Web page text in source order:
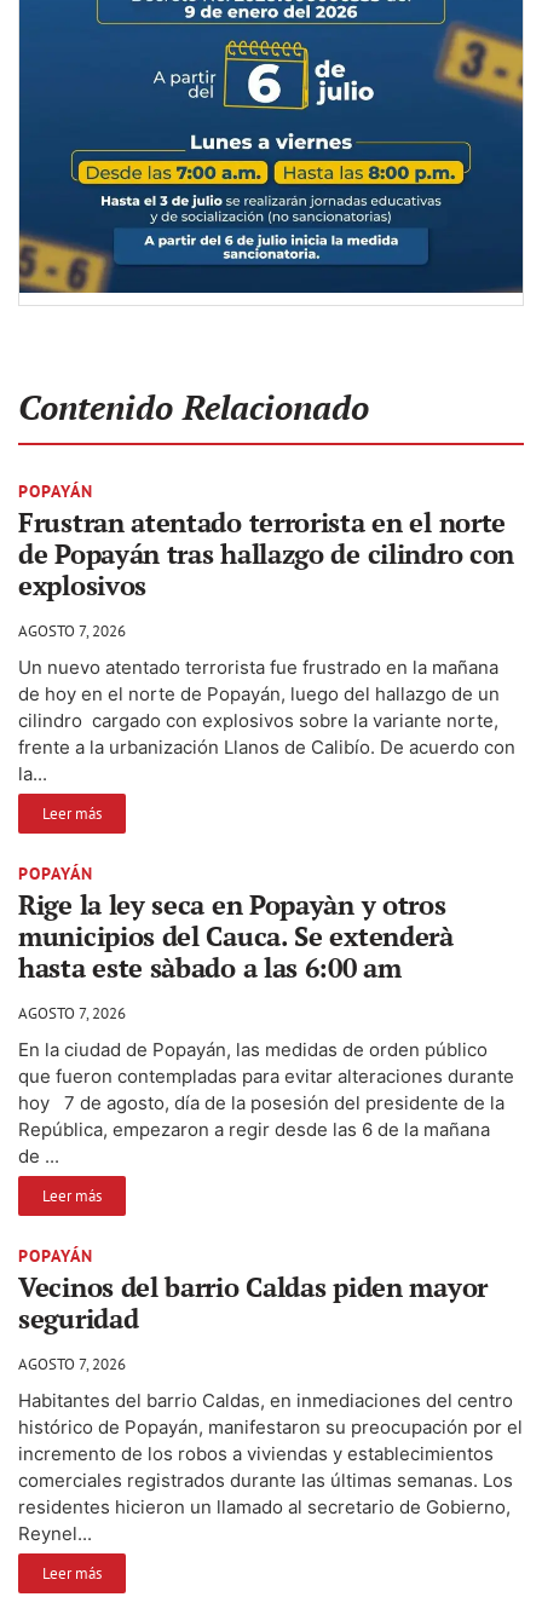
Contenido Relacionado
POPAYÁN
Frustran atentado terrorista en el norte
de Popayán tras hallazgo de cilindro con
explosivos
AGOSTO 7, 2026
Un nuevo atentado terrorista fue frustrado en la mañana
de hoy en el norte de Popayán, luego del hallazgo de un
cilindro cargado con explosivos sobre la variante norte,
frente a la urbanización Llanos de Calibío. De acuerdo con
la...
Leer más
POPAYÁN
Rige la ley seca en Popayàn y otros
municipios del Cauca. Se extenderà
hasta este sàbado a las 6:00 am
AGOSTO 7, 2026
En la ciudad de Popayán, las medidas de orden público
que fueron contempladas para evitar alteraciones durante
hoy 7 de agosto, día de la posesión del presidente de la
República, empezaron a regir desde las 6 de la mañana
de ...
Leer más
POPAYÁN
Vecinos del barrio Caldas piden mayor
seguridad
AGOSTO 7, 2026
Habitantes del barrio Caldas, en inmediaciones del centro
histórico de Popayán, manifestaron su preocupación por el
incremento de los robos a viviendas y establecimientos
comerciales registrados durante las últimas semanas. Los
residentes hicieron un llamado al secretario de Gobierno,
Reynel...
Leer más